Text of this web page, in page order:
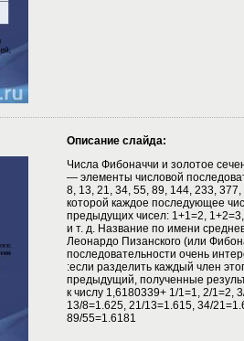
Описание слайда:
Числа Фибоначчи и золотое
— элементы числовой
8, 13, 21, 34, 55, 89, 144, 233,
которой каждое последующее
предыдущих чисел: 1+1=2,
и т. д. Название по имени
Леонардо Пизанского (или
последовательности очень
:если разделить каждый член
предыдущий, полученные
к числу 1,6180339+ 1/1=1, 2/1=2,
13/8=1.625, 21/13=1.615, 34/
89/55=1.6181